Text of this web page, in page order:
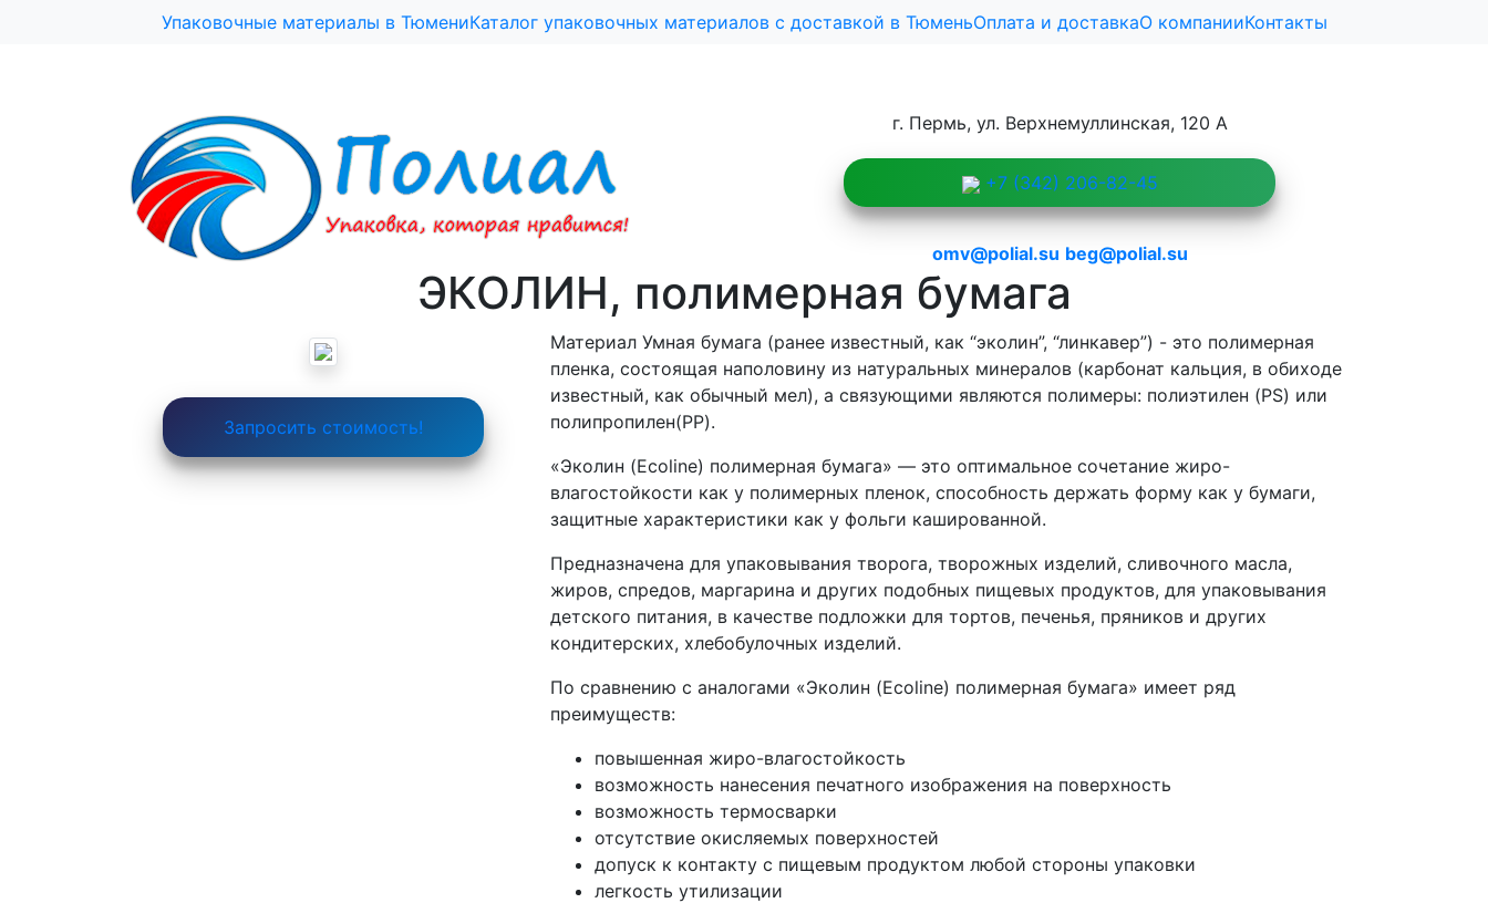
Упаковочные материалы в ТюмениКаталог упаковочных материалов с доставкой в ТюменьОплата и доставкаО компанииКонтакты
г. Пермь, ул. Верхнемуллинская, 120 А
+7 (342) 206-82-45
omv@polial.su beg@polial.su
ЭКОЛИН, полимерная бумага
Запросить стоимость!
Материал Умная бумага (ранее известный, как “эколин”, “линкавер”) - это полимерная
пленка, состоящая наполовину из натуральных минералов (карбонат кальция, в обиходе
известный, как обычный мел), а связующими являются полимеры: полиэтилен (PS) или
полипропилен(PP).
«Эколин (Ecoline) полимерная бумага» — это оптимальное сочетание жиро-
влагостойкости как у полимерных пленок, способность держать форму как у бумаги,
защитные характеристики как у фольги кашированной.
Предназначена для упаковывания творога, творожных изделий, сливочного масла,
жиров, спредов, маргарина и других подобных пищевых продуктов, для упаковывания
детского питания, в качестве подложки для тортов, печенья, пряников и других
кондитерских, хлебобулочных изделий.
По сравнению с аналогами «Эколин (Ecoline) полимерная бумага» имеет ряд
преимуществ:
повышенная жиро-влагостойкость
возможность нанесения печатного изображения на поверхность
возможность термосварки
отсутствие окисляемых поверхностей
допуск к контакту с пищевым продуктом любой стороны упаковки
легкость утилизации